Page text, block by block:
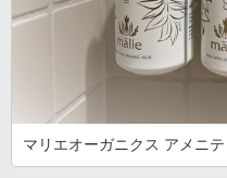
マリエオーガニクス アメニテ